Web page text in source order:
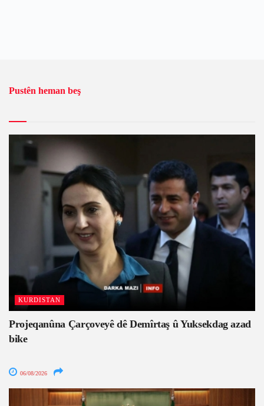
Pustên heman beş
KURDISTAN
Projeqanûna Çarçoveyê dê Demîrtaş û Yuksekdag azad
bike
06/08/2026